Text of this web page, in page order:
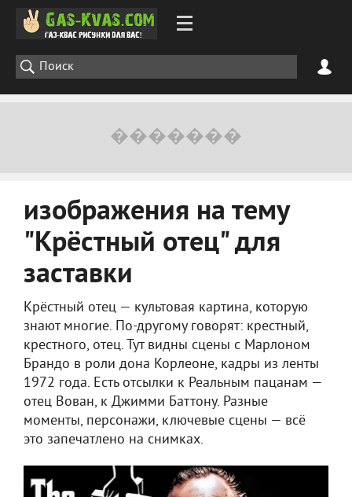
изображения на тему
"Крёстный отец" для
заставки
Крёстный отец — культовая картина, которую
знают многие. По-другому говорят: крестный,
крестного, отец. Тут видны сцены с Марлоном
Брандо в роли дона Корлеоне, кадры из ленты
1972 года. Есть отсылки к Реальным пацанам —
отец Вован, к Джимми Баттону. Разные
моменты, персонажи, ключевые сцены — всё
это запечатлено на снимках.